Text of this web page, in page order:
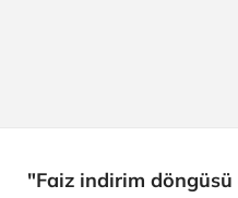
"Faiz indirim döngüsü